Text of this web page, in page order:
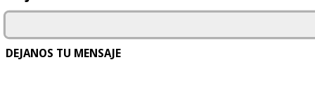
DEJANOS TU MENSAJE